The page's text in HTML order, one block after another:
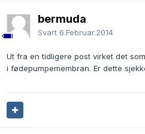
bermuda
Svart 6.Februar.2014
Ut fra en tidligere post virket det
i fødepumpemembran. Er dette